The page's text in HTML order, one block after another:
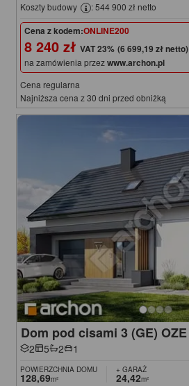
Koszty budowy
: 544 900 zł netto
Cena z kodem:ONLINE200
8 240 zł (6 699,19 zł netto)
na zamówienia przezwww.archon.pl
Cena regularna
Najniższa cena z 30 dni przed obniżką
Dom pod cisami 3 (GE) OZE
2 5 2 1
POWIERZCHNIA DOMU
128,69m²
+ GARAŻ
24,42m²